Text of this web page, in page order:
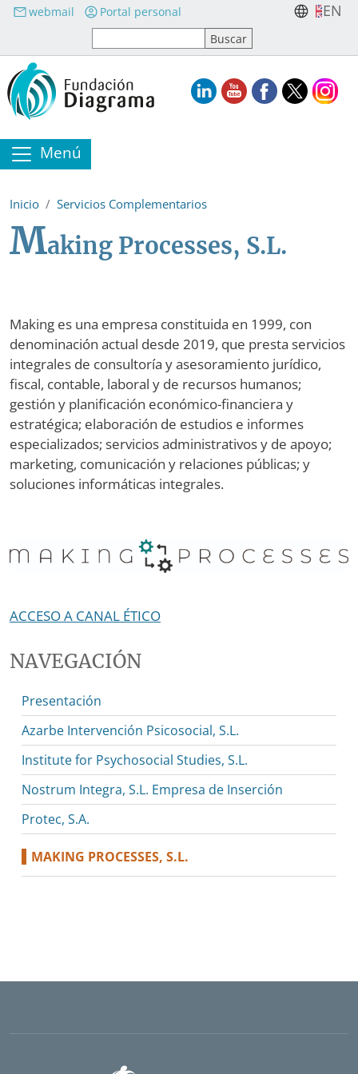
Pasar al contenido principal
webmail Portal personal EN
Menú
Inicio Servicios Complementarios
Making Processes, S.L.
Making es una empresa constituida en 1999, con
denominación actual desde 2019, que presta servicios
integrales de consultoría y asesoramiento jurídico,
fiscal, contable, laboral y de recursos humanos;
gestión y planificación económico-financiera y
estratégica; elaboración de estudios e informes
especializados; servicios administrativos y de apoyo;
marketing, comunicación y relaciones públicas; y
soluciones informáticas integrales.
ACCESO A CANAL ÉTICO
NAVEGACIÓN
Presentación
Azarbe Intervención Psicosocial, S.L.
Institute for Psychosocial Studies, S.L.
Nostrum Integra, S.L. Empresa de Inserción
Protec, S.A.
MAKING PROCESSES, S.L.